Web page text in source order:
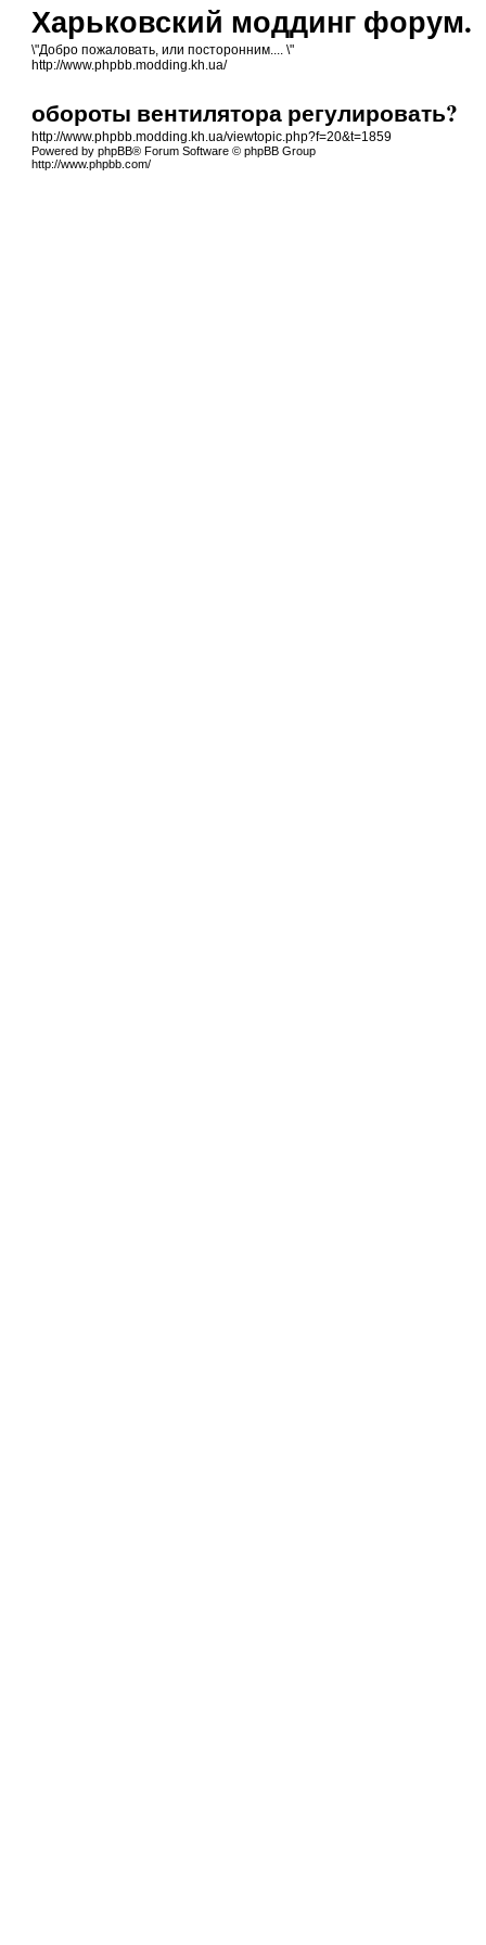
Харьковский моддинг форум.
\"Добро пожаловать, или посторонним.... \"
http://www.phpbb.modding.kh.ua/
обороты вентилятора регулировать?
http://www.phpbb.modding.kh.ua/viewtopic.php?f=20&t=1859
Powered by phpBB® Forum Software © phpBB Group
http://www.phpbb.com/